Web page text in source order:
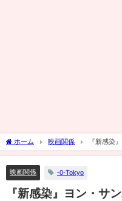
ホーム 映画関係
『新感染
山慎三監督を絶賛「韓国での反応が凄
映画関係 -0-Tokyo
『新感染』ヨン・サ